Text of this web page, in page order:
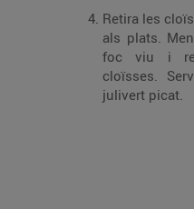
Retira les
als plats.
foc viu i
cloïsses.
julivert picat.